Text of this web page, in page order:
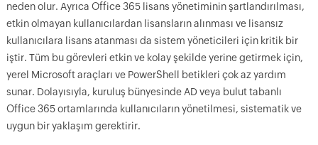
neden olur. Ayrıca Office 365 lisans yönetiminin şartlandırılması,
etkin olmayan kullanıcılardan lisansların alınması ve lisansız
kullanıcılara lisans atanması da sistem yöneticileri için kritik bir
iştir. Tüm bu görevleri etkin ve kolay şekilde yerine getirmek için,
yerel Microsoft araçları ve PowerShell betikleri çok az yardım
sunar. Dolayısıyla, kuruluş bünyesinde AD veya bulut tabanlı
Office 365 ortamlarında kullanıcıların yönetilmesi, sistematik ve
uygun bir yaklaşım gerektirir.